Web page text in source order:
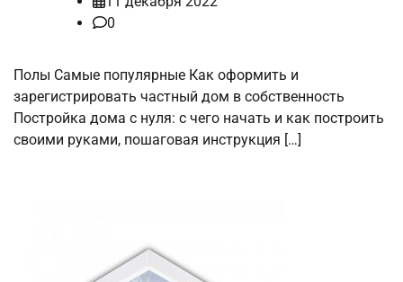
0
Полы Самые популярные Как оформить и
зарегистрировать частный дом в собственность
Постройка дома с нуля: с чего начать и как построить
своими руками, пошаговая инструкция […]